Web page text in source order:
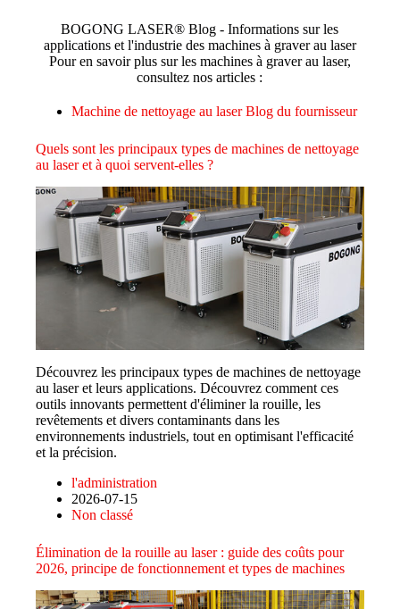
BOGONG LASER® Blog - Informations sur les
applications et l'industrie des machines à graver au laser
Pour en savoir plus sur les machines à graver au laser,
consultez nos articles :
Machine de nettoyage au laser Blog du fournisseur
Quels sont les principaux types de machines de nettoyage
au laser et à quoi servent-elles ?
Découvrez les principaux types de machines de nettoyage
au laser et leurs applications. Découvrez comment ces
outils innovants permettent d'éliminer la rouille, les
revêtements et divers contaminants dans les
environnements industriels, tout en optimisant l'efficacité
et la précision.
l'administration
2026-07-15
Non classé
Élimination de la rouille au laser : guide des coûts pour
2026, principe de fonctionnement et types de machines